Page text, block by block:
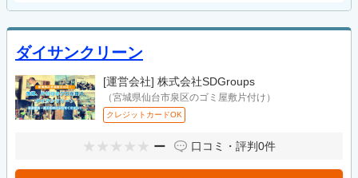
ダイサンクリーン
[運営会社] 株式会社SDGroups
（宮城県仙台市泉区のゴミ屋敷片付け）
クレジットカードOK
ー 口コミ・評判0件